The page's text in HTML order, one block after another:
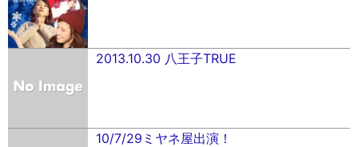
2013.10.30 八王子TRUE
10/7/29ミヤネ屋出演！